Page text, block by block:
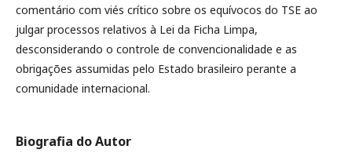
comentário com viés crítico sobre os equívocos do TSE ao
julgar processos relativos à Lei da Ficha Limpa,
desconsiderando o controle de convencionalidade e as
obrigações assumidas pelo Estado brasileiro perante a
comunidade internacional.
Biografia do Autor